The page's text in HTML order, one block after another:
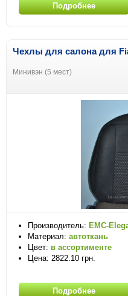
Подробнее
Чехлы для салона для
Минивэн (5 мест)
Производитель: EMC-
Материал: автоткань
Цвет: в ассортименте
Цена: 2822.10 грн.
Подробнее